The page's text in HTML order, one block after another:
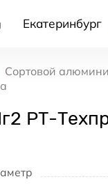
Екатеринбург
Сортовой
РТ-